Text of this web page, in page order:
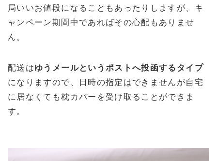
局いいお値段になることもあったりしますが、キ
ャンペーン期間中であればその心配もありませ
ん。
配送はゆうメールというポストへ投函するタイプ
になりますので、日時の指定はできませんが自宅
に居なくても枕カバーを受け取ることができま
す。